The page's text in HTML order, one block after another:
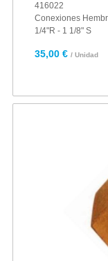
416022
Conexiones
1/4"R - 1 1/8" S
35,00 € / Unidad